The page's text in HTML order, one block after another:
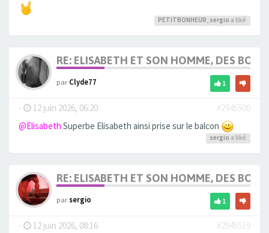
PETITBONHEUR, sergio a liké
RE: ELISABETH ET SON HOMME, DES
parClyde77 1
- 12 juin 2026, 06:20
#2945500
@Elisabeth Superbe Elisabeth ainsi prise sur le balcon
sergio a liké
RE: ELISABETH ET SON HOMME, DES
parsergio 1
- 12 juin 2026, 08:16
#2945519